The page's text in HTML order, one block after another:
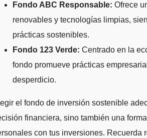
Fondo ABC Responsable: Ofrece
renovables y tecnologías limpias,
prácticas sostenibles.
Fondo 123 Verde: Centrado en la
fondo promueve prácticas
desperdicio.
el fondo de inversión sostenible
financiera, sino también una
con tus inversiones. Recuerda